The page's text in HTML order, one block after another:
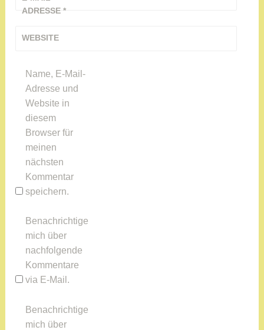
ADRESSE*
WEBSITE
Name, E-Mail-
Adresse und
Website in
diesem
Browser für
meinen
nächsten
Kommentar
speichern.
Benachrichtige
mich über
nachfolgende
Kommentare
via E-Mail.
Benachrichtige
mich über